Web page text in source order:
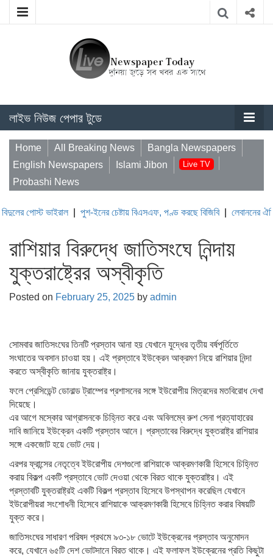
লাইভ নিউজ পেপার টুডে
Home All Breaking News
Bangla Newspapers
English Newspapers
Islami Jibon Live TV
Probashi News
ভাইরাল|পুশ-ইনের চেষ্টায় বিএসএফ, পণ্ড করছে বিজিবি|লেবাননের ঐতিহাসিক
রাশিয়ার বিরুদ্ধে জাতিসংঘে নিন্দায়
যুক্তরাষ্ট্রের অস্বীকৃতি
Posted on February 25, 2025 by admin
সোমবার জাতিসংঘের তিনটি প্রস্তাব আনা হয় যেখানে যুদ্ধের তৃতীয় বর্ষপূর্তিতে
সংঘাতের অবসান চাওয়া হয়। এই প্রস্তাবে ইউক্রেন আক্রমণ নিয়ে রাশিয়ার নিন্দা
করতে অস্বীকৃতি জানায় যুক্তরাষ্ট্র।
ফলে প্রেসিডেন্ট ডোনাল্ড ট্রাম্পের প্রশাসনের সঙ্গে ইউরোপীয় মিত্রদের মতবিরোধ দেখা
দিয়েছে।
এর আগে মস্কোর আগ্রাসনকে চিহ্নিত করে এবং অবিলম্বে রুশ সেনা প্রত্যাহারের
দাবি জানিয়ে ইউক্রেন একটি প্রস্তাব আনে। প্রস্তাবের বিরুদ্ধে যুক্তরাষ্ট্র রাশিয়ার
সঙ্গে একজোট হয়ে ভোট দেয়।
এরপর ফ্রান্সের নেতৃত্বে ইউরোপীয় দেশগুলো রাশিয়াকে আক্রমণকারী হিসেবে চিহ্নিত
করায় বিকল্প একটি প্রস্তাবে ভোট দেওয়া থেকে বিরত থাকে যুক্তরাষ্ট্র। এই
প্রস্তাবটি যুক্তরাষ্ট্রই একটি বিকল্প প্রস্তাব হিসেবে উপস্থাপন করেছিল যেখানে
ইউরোপীয়রা সংশোধনী হিসেবে রাশিয়াকে আক্রমণকারী হিসেবে চিহ্নিত করার বিষয়টি
যুক্ত করে।
জাতিসংঘের সাধারণ পরিষদ প্রথমে ৯৩-১৮ ভোটে ইউক্রেনের প্রস্তাব অনুমোদন
করে, যেখানে ৬৫টি দেশ ভোটদানে বিরত থাকে। এই ফলাফল ইউক্রেনের প্রতি কিছুটা